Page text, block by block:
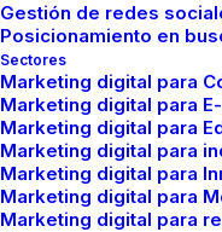
Gestión de redes
Posicionamiento en
Sectores
Marketing digital para
Marketing digital para
Marketing digital para
Marketing digital para
Marketing digital para
Marketing digital para
Marketing digital para
los reels